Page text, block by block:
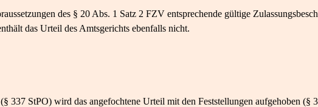
des § 20 Abs. 1 Satz 2 FZV entsprechende gültige
das Urteil des Amtsgerichts ebenfalls nicht.
337 StPO) wird das angefochtene Urteil mit den Feststellungen aufgehoben (§